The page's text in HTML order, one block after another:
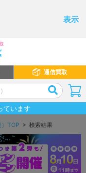
表示
通信買取
ています
TOP > 検索結果